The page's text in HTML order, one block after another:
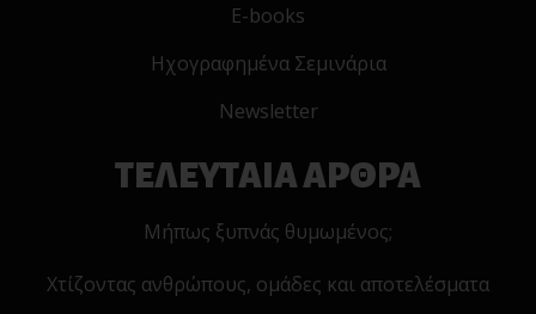
E-books
Ηχογραφημένα Σεμινάρια
Newsletter
ΤΕΛΕΥΤΑΙΑ ΑΡΘΡΑ
Μήπως ξυπνάς θυμωμένος;
Χτίζοντας ανθρώπους, ομάδες και αποτελέσματα